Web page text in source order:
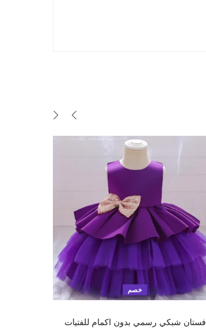
خصم
فستان شبكي رسمي بدون اكمام للفتيات